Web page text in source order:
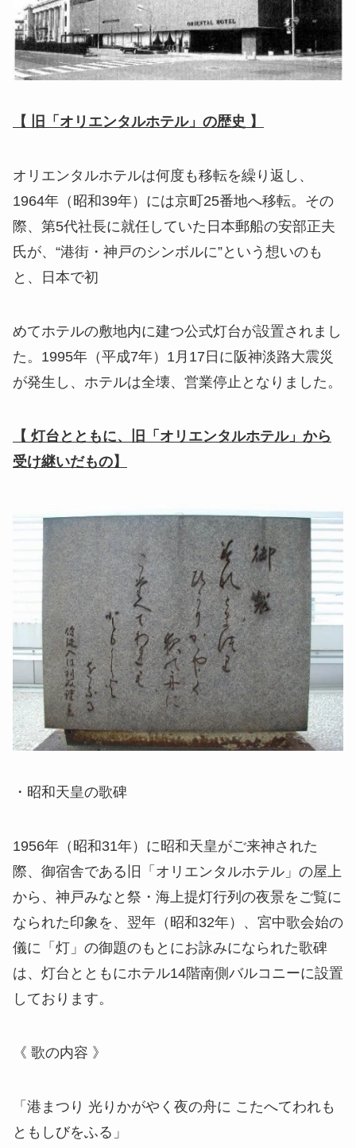
【 旧「オリエンタルホテル」の歴史 】
オリエンタルホテルは何度も移転を繰り返し、
1964年（昭和39年）には京町25番地へ移転。その
際、第5代社長に就任していた日本郵船の安部正夫
氏が、“港街・神戸のシンボルに”という想いのも
と、日本で初
めてホテルの敷地内に建つ公式灯台が設置されまし
た。1995年（平成7年）1月17日に阪神淡路大震災
が発生し、ホテルは全壊、営業停止となりました。
【 灯台とともに、旧「オリエンタルホテル」から
受け継いだもの】
・昭和天皇の歌碑
1956年（昭和31年）に昭和天皇がご来神された
際、御宿舎である旧「オリエンタルホテル」の屋上
から、神戸みなと祭・海上提灯行列の夜景をご覧に
なられた印象を、翌年（昭和32年）、宮中歌会始の
儀に「灯」の御題のもとにお詠みになられた歌碑
は、灯台とともにホテル14階南側バルコニーに設置
しております。
《 歌の内容 》
「港まつり 光りかがやく夜の舟に こたへてわれも
ともしびをふる」